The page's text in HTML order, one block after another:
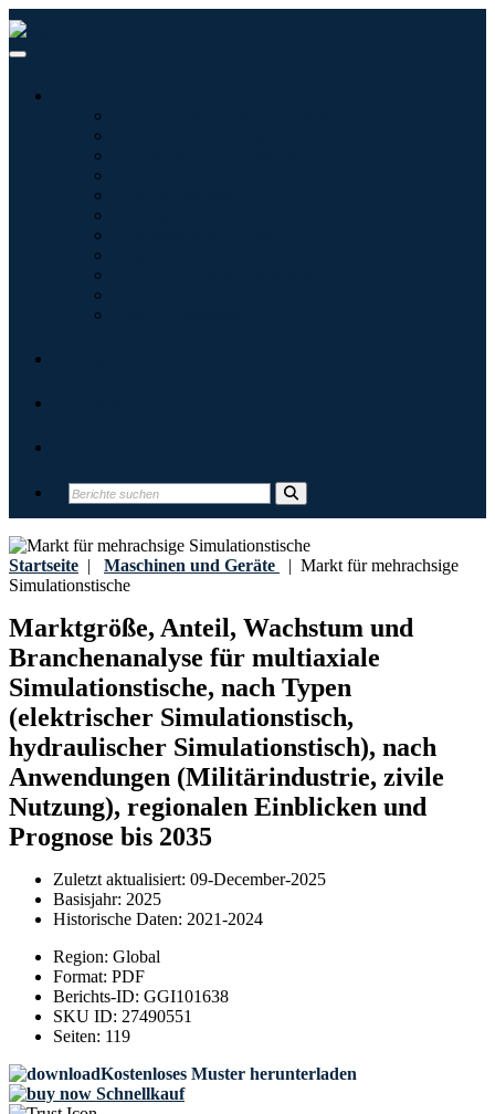
Startseite | Maschinen und Geräte | Markt für mehrachsige
Simulationstische
Marktgröße, Anteil, Wachstum und
Branchenanalyse für multiaxiale
Simulationstische, nach Typen
(elektrischer Simulationstisch,
hydraulischer Simulationstisch), nach
Anwendungen (Militärindustrie, zivile
Nutzung), regionalen Einblicken und
Prognose bis 2035
Zuletzt aktualisiert: 09-December-2025
Basisjahr: 2025
Historische Daten: 2021-2024
Region: Global
Format: PDF
Berichts-ID: GGI101638
SKU ID: 27490551
Seiten: 119
Kostenloses Muster herunterladen
Schnellkauf